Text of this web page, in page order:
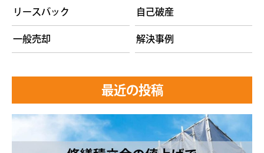
リースバック
一般売却
自己破産
解決事例
最近の投稿